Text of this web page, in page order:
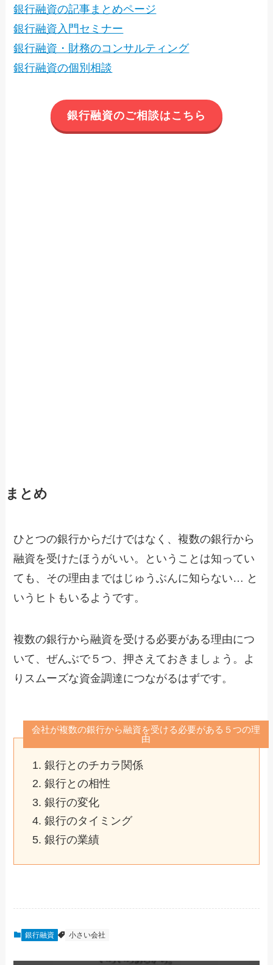
銀行融資の記事まとめページ
銀行融資入門セミナー
銀行融資・財務のコンサルティング
銀行融資の個別相談
銀行融資のご相談はこちら
まとめ
ひとつの銀行からだけではなく、複数の銀行から
融資を受けたほうがいい。ということは知ってい
ても、その理由まではじゅうぶんに知らない… と
いうヒトもいるようです。
複数の銀行から融資を受ける必要がある理由につ
いて、ぜんぶで５つ、押さえておきましょう。よ
りスムーズな資金調達につながるはずです。
会社が複数の銀行から融資を受ける必要がある５つの理
由
銀行とのチカラ関係
銀行との相性
銀行の変化
銀行のタイミング
銀行の業績
銀行融資 小さい会社